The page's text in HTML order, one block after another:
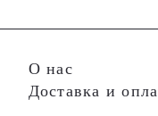
О нас
Доставка и